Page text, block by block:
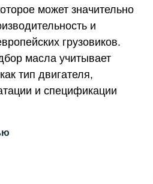
может значительно
и
грузовиков.
масла учитывает
тип двигателя,
и спецификации